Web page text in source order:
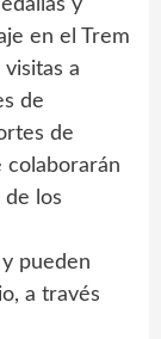
y
en el Trem
a
de
de
colaborarán
de los
pueden
a través